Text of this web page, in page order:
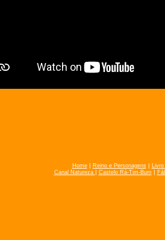
Home| Reino e Personagens| Livro
Canal Natureza | Castelo Rá-Tim-Bum |